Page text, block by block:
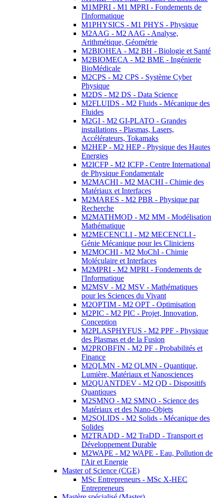
M1MPRI - M1 MPRI - Fondements de
l'Informatique
M1PHYSICS - M1 PHYS - Physique
M2AAG - M2 AAG - Analyse,
Arithmétique, Géométrie
M2BIOHEA - M2 BH - Biologie et Santé
M2BIOMECA - M2 BME - Ingénierie
BioMédicale
M2CPS - M2 CPS - Système Cyber
Physique
M2DS - M2 DS - Data Science
M2FLUIDS - M2 Fluids - Mécanique des
Fluides
M2GI - M2 GI-PLATO - Grandes
installations - Plasmas, Lasers,
Accélérateurs, Tokamaks
M2HEP - M2 HEP - Physique des Hautes
Energies
M2ICFP - M2 ICFP - Centre International
de Physique Fondamentale
M2MACHI - M2 MACHI - Chimie des
Matériaux et Interfaces
M2MARES - M2 PBR - Physique par
Recherche
M2MATHMOD - M2 MM - Modélisation
Mathématique
M2MECENCLI - M2 MECENCLI -
Génie Mécanique pour les Cliniciens
M2MOCHI - M2 MoChI - Chimie
Moléculaire et Interfaces
M2MPRI - M2 MPRI - Fondements de
l'Informatique
M2MSV - M2 MSV - Mathématiques
pour les Sciences du Vivant
M2OPTIM - M2 OPT - Optimisation
M2PIC - M2 PIC - Projet, Innovation,
Conception
M2PLASPHYFUS - M2 PPF - Physique
des Plasmas et de la Fusion
M2PROBFIN - M2 PF - Probabilités et
Finance
M2QLMN - M2 QLMN - Quantique,
Lumière, Matériaux et Nanosciences
M2QUANTDEV - M2 QD - Dispositifs
Quantiques
M2SMNO - M2 SMNO - Science des
Matériaux et des Nano-Objets
M2SOLIDS - M2 Solids - Mécanique des
Solides
M2TRADD - M2 TraDD - Transport et
Développement Durable
M2WAPE - M2 WAPE - Eau, Pollution de
l'Air et Energie
Master of Science (CGE)
MSc Entrepreneurs - MSc X-HEC
Entrepreneurs